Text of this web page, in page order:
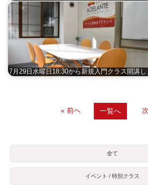
7月29日水曜日18:30から新規入門クラス開講し
« 前へ 一覧へ
全て
イベント / 特別クラス